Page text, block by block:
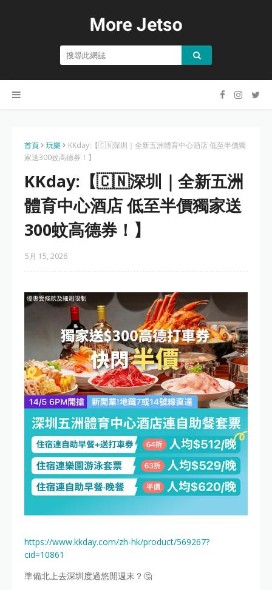
首頁 玩樂
KKday:【🇨🇳深圳｜全新五洲體育中心酒店 低至半價獨
家送300蚊高德券！】
KKday:【🇨🇳深圳｜全新五洲
體育中心酒店 低至半價獨家送
300蚊高德券！】
5月 15, 2026
https://www.kkday.com/zh-hk/product/569267?
cid=10861
準備北上去深圳度過悠閒週末？🤔